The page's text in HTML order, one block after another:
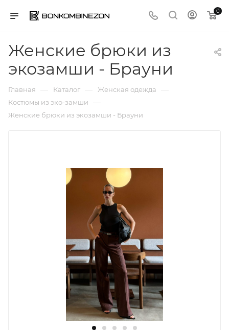
0
Женские брюки из
экозамши - Брауни
Главная — Каталог — Женская одежда —
Костюмы из эко-замши —
Женские брюки из экозамши - Брауни